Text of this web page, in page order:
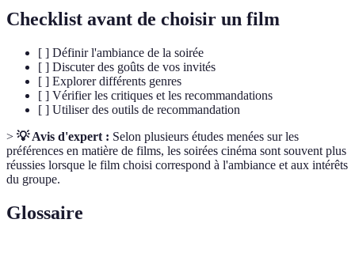
Checklist avant de choisir un film
[ ] Définir l'ambiance de la soirée
[ ] Discuter des goûts de vos invités
[ ] Explorer différents genres
[ ] Vérifier les critiques et les recommandations
[ ] Utiliser des outils de recommandation
> 💡 Avis d'expert : Selon plusieurs études menées sur les
préférences en matière de films, les soirées cinéma sont souvent plus
réussies lorsque le film choisi correspond à l'ambiance et aux intérêts
du groupe.
Glossaire